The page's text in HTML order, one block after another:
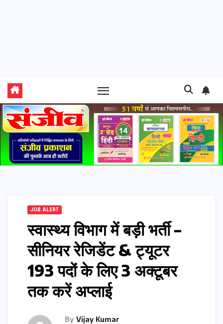
JOB ALERT
स्वास्थ्य विभाग में बड़ी भर्ती –
सीनियर रेजिडेंट & ट्यूटर
193 पदों के लिए 3 अक्टूबर
तक करें अप्लाई
By Vijay Kumar